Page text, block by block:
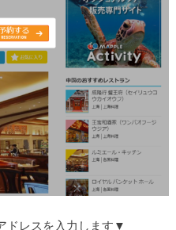
ドレスを入力します▼